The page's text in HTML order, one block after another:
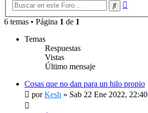
Buscar
6 temas • Página 1 de 1
Temas
Respuestas
Vistas
Último mensaje
Cosas que no dan para un hilo propio
porKesh » Sab 22 Ene 2022, 22:40